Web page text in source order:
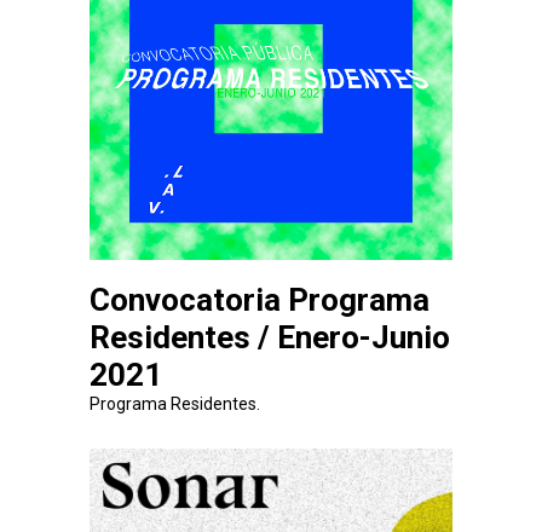
Convocatoria Programa
Residentes / Enero-Junio
2021
Programa Residentes.